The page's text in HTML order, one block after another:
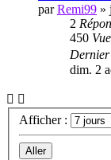
parRemi99 »
2
450
Dernier
dim. 2
Afficher :